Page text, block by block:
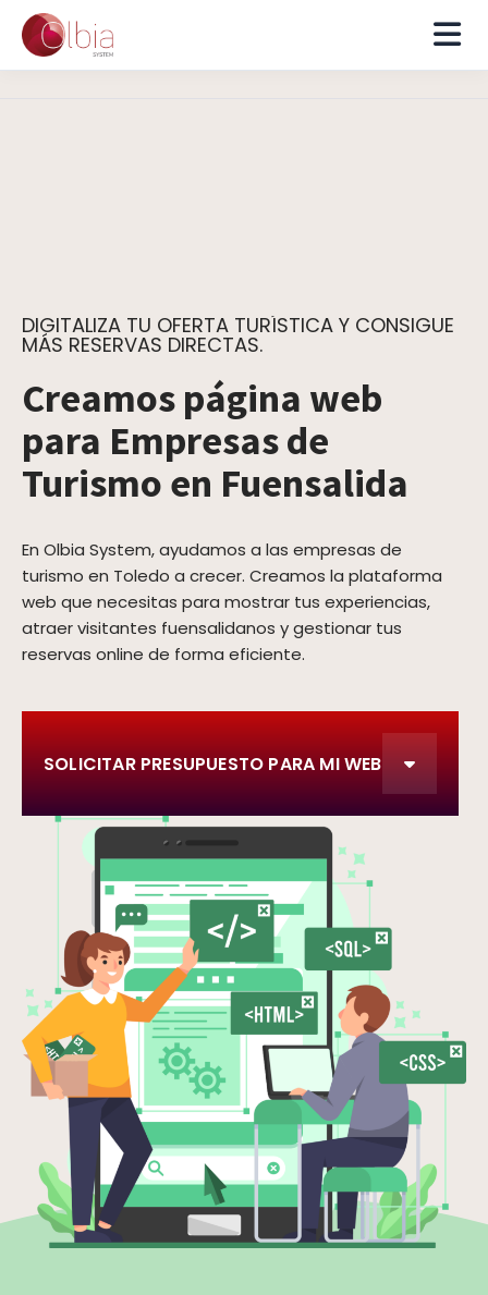
DIGITALIZA TU OFERTA TURÍSTICA Y CONSIGUE
MÁS RESERVAS DIRECTAS.
Creamos página web
para Empresas de
Turismo en Fuensalida
En Olbia System, ayudamos a las empresas de
turismo en Toledo a crecer. Creamos la plataforma
web que necesitas para mostrar tus experiencias,
atraer visitantes fuensalidanos y gestionar tus
reservas online de forma eficiente.
SOLICITAR PRESUPUESTO PARA MI WEB